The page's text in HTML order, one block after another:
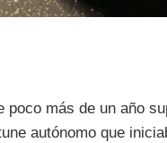
poco más de un año
autónomo que